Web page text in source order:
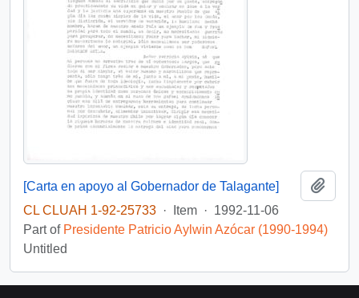
[Carta en apoyo al Gobernador de Talagante]
CL CLUAH 1-92-25733 · Item · 1992-11-06
Part of Presidente Patricio Aylwin Azócar (1990-1994)
Untitled